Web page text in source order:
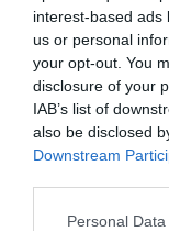
interest-based ads
us or personal
your opt-out. You
disclosure of your
IAB’s list of
also be disclosed
Downstream
Please note that
Personal
«Ανάσα» για
Εύβοια:
έργο
06.08.2026 | 20:40
Ο λόγος που
Φωτιά στη Σκύρο:
Χωρίς ενεργό
Παραμένουν
δυνάμεις της
Πυροσβεστικής